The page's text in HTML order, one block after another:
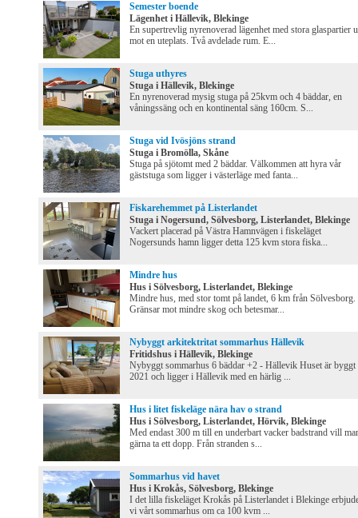
Semester boende
Lägenhet i Hällevik, Blekinge
En supertrevlig nyrenoverad lägenhet med stora glaspartier
mot en uteplats. Två avdelade rum. E...
Stuga uthyres
Stuga i Hällevik, Blekinge
En nyrenoverad mysig stuga på 25kvm och 4 bäddar, en
våningssäng och en kontinental säng 160cm. S...
Stuga vid Ivösjöns strand
Stuga i Bromölla, Skåne
Stuga på sjötomt med 2 bäddar. Välkommen att hyra vår
gäststuga som ligger i västerläge med fanta...
Fiskarehemmet på Listerlandet
Stuga i Nogersund, Sölvesborg, Listerlandet, Blekinge
Vackert placerad på Västra Hamnvägen i fiskeläget
Nogersunds hamn ligger detta 125 kvm stora fiska...
Mindre hus
Hus i Sölvesborg, Listerlandet, Blekinge
Mindre hus, med stor tomt på landet, 6 km från Sölvesborg.
Gränsar mot mindre skog och betesmar...
Nybyggt arkitektritat sommarhus Hällevik
Fritidshus i Hällevik, Blekinge
Nybyggt sommarhus 6 bäddar +2 - Hällevik Huset är byggt
2021 och ligger i Hällevik med en härlig ...
Hus i litet fiskeläge nära hav o strand
Hus i Sölvesborg, Listerlandet, Hörvik, Blekinge
Med endast 300 m till en underbart vacker badstrand vill
gärna ta ett dopp. Från stranden s...
Sommarhus vid havet
Hus i Krokås, Sölvesborg, Blekinge
I det lilla fiskeläget Krokås på Listerlandet i Blekinge
vi vårt sommarhus om ca 100 kvm ...